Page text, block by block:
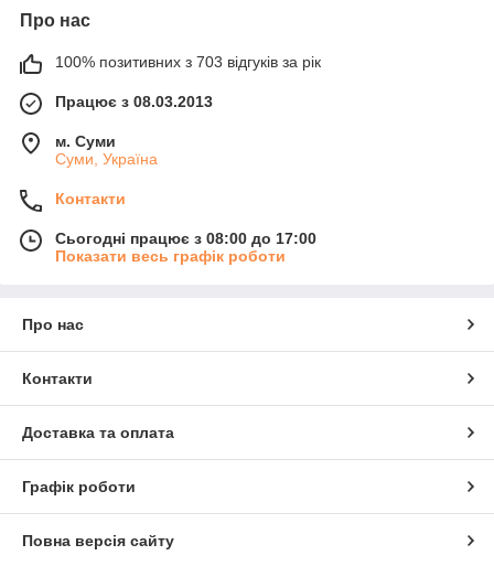
Про нас
100% позитивних з 703 відгуків за рік
Працює з 08.03.2013
м. Суми
Суми, Україна
Контакти
Сьогодні працює з 08:00 до 17:00
Показати весь графік роботи
Про нас
Контакти
Доставка та оплата
Графік роботи
Повна версія сайту